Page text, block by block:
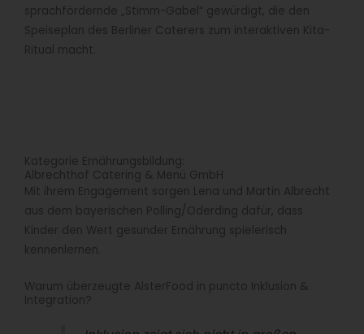
sprachfördernde „Stimm-Gabel“ gewürdigt, die den
Speiseplan des Berliner Caterers zum interaktiven Kita-
Ritual macht.
Kategorie Ernährungsbildung:
Albrechthof Catering & Menü GmbH
Mit ihrem Engagement sorgen Lena und Martin Albrecht
aus dem bayerischen Polling/Oderding dafür, dass
Kinder den Wert gesunder Ernährung spielerisch
kennenlernen.
Warum überzeugte AlsterFood in puncto Inklusion &
Integration?